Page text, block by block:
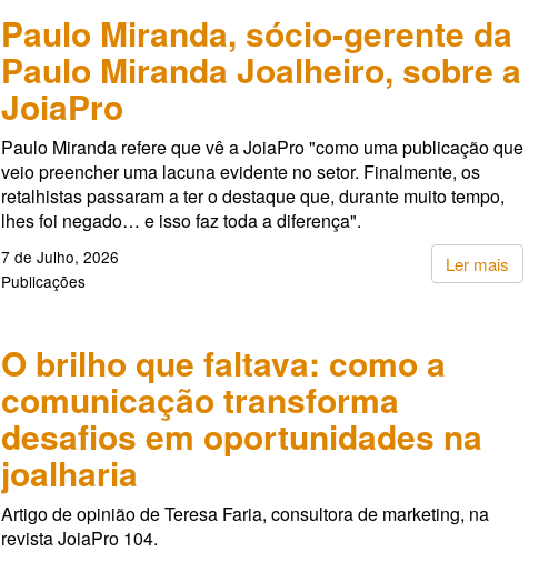
Paulo Miranda, sócio-gerente da
Paulo Miranda Joalheiro, sobre a
JoiaPro
Paulo Miranda refere que vê a JoiaPro "como uma publicação que
veio preencher uma lacuna evidente no setor. Finalmente, os
retalhistas passaram a ter o destaque que, durante muito tempo,
lhes foi negado… e isso faz toda a diferença".
Ler mais
7 de Julho, 2026
Publicações
O brilho que faltava: como a
comunicação transforma
desafios em oportunidades na
joalharia
Artigo de opinião de Teresa Faria, consultora de marketing, na
revista JoiaPro 104.